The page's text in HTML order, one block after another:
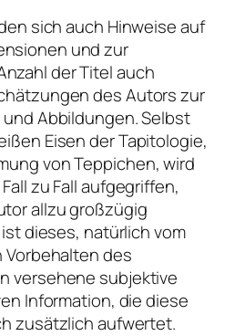
sich auch Hinweise auf
und zur
der Titel auch
des Autors zur
Abbildungen. Selbst
Eisen der Tapitologie,
von Teppichen, wird
zu Fall aufgegriffen,
allzu großzügig
dieses, natürlich vom
Vorbehalten des
versehene subjektive
Information, die diese
zusätzlich aufwertet.